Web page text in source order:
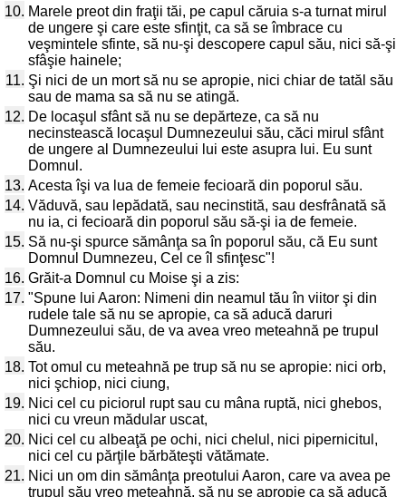
10. Marele preot din fraţii tăi, pe capul căruia s-a turnat mirul
de ungere şi care este sfinţit, ca să se îmbrace cu
veşmintele sfinte, să nu-şi descopere capul său, nici să-şi
sfâşie hainele;
11. Şi nici de un mort să nu se apropie, nici chiar de tatăl său
sau de mama sa să nu se atingă.
12. De locaşul sfânt să nu se depărteze, ca să nu
necinstească locaşul Dumnezeului său, căci mirul sfânt
de ungere al Dumnezeului lui este asupra lui. Eu sunt
Domnul.
13. Acesta îşi va lua de femeie fecioară din poporul său.
14. Văduvă, sau lepădată, sau necinstită, sau desfrânată să
nu ia, ci fecioară din poporul său să-şi ia de femeie.
15. Să nu-şi spurce sămânţa sa în poporul său, că Eu sunt
Domnul Dumnezeu, Cel ce îl sfinţesc"!
16. Grăit-a Domnul cu Moise şi a zis:
17. "Spune lui Aaron: Nimeni din neamul tău în viitor şi din
rudele tale să nu se apropie, ca să aducă daruri
Dumnezeului său, de va avea vreo meteahnă pe trupul
său.
18. Tot omul cu meteahnă pe trup să nu se apropie: nici orb,
nici şchiop, nici ciung,
19. Nici cel cu piciorul rupt sau cu mâna ruptă, nici ghebos,
nici cu vreun mădular uscat,
20. Nici cel cu albeaţă pe ochi, nici chelul, nici pipernicitul,
nici cel cu părţile bărbăteşti vătămate.
21. Nici un om din sămânţa preotului Aaron, care va avea pe
trupul său vreo meteahnă, să nu se apropie ca să aducă